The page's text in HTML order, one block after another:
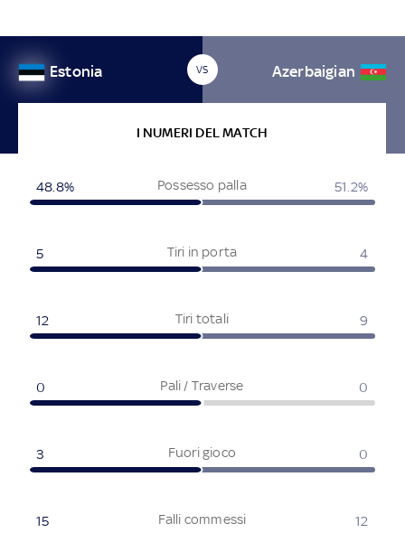
Estonia VS Azerbaigian
I NUMERI DEL MATCH
Possesso palla
48.8% 51.2%
Tiri in porta
5 4
Tiri totali
12 9
Pali / Traverse
0 0
Fuori gioco
3 0
Falli commessi
15 12